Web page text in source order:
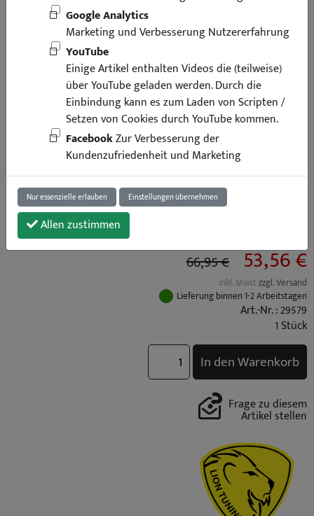
66,95 € 53,56 €
inkl. Mwstzzgl. Versand
Lieferung binnen 1-2 Arbeitstagen
Art.-Nr. : 29579
1 Stück
In den Warenkorb
Frage zu diesem
Artikel stellen
Google Analytics
Marketing und Verbesserung Nutzererfahrung
YouTube
Einige Artikel enthalten Videos die (teilweise)
über YouTube geladen werden. Durch die
Einbindung kann es zum Laden von Scripten /
Setzen von Cookies durch YouTube kommen.
FacebookZur Verbesserung der
Kundenzufriedenheit und Marketing
Nur essenzielle erlauben Einstellungen übernehmen
Allen zustimmen